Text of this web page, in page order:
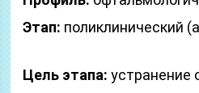
Этап: поликлинический
Цель этапа: устранение